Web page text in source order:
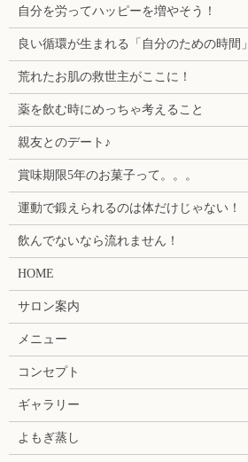
自分を労ってハッピーを増やそう！
良い循環が生まれる「自分のための時間」
荒れたお肌の救世主がここに！
薬を飲む時にめっちゃ考えること
親友とのデート♪
賞味期限5年のお菓子って。。。
運動で鍛えられるのは体だけじゃない！
飲んでないなら流れません！
HOME
サロン案内
メニュー
コンセプト
ギャラリー
よもぎ蒸し